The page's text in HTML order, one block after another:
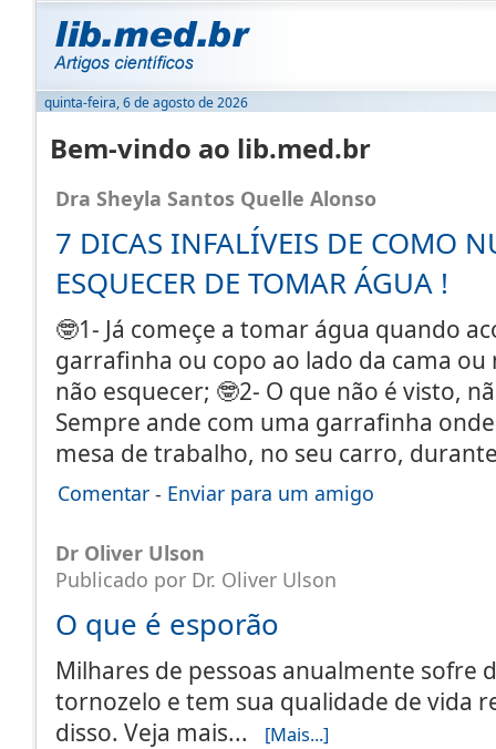
quinta-feira, 6 de agosto de 2026
Bem-vindo ao lib.med.br
Dra Sheyla Santos Quelle Alonso
7 DICAS INFALÍVEIS DE COMO
ESQUECER DE TOMAR ÁGUA !
🤓1- Já começe a tomar água quando
garrafinha ou copo ao lado da cama
não esquecer; 🤓2- O que não é visto,
Sempre ande com uma garrafinha
mesa de trabalho, no seu carro,
Comentar - Enviar para um amigo
Dr Oliver Ulson
Publicado por Dr. Oliver Ulson
O que é esporão
Milhares de pessoas anualmente sofre
tornozelo e tem sua qualidade de vida
disso. Veja mais...
[Mais...]